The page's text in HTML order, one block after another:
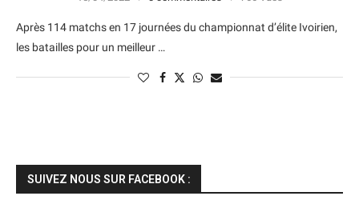
Après 114 matchs en 17 journées du championnat d’élite Ivoirien,
les batailles pour un meilleur …
SUIVEZ NOUS SUR FACEBOOK :